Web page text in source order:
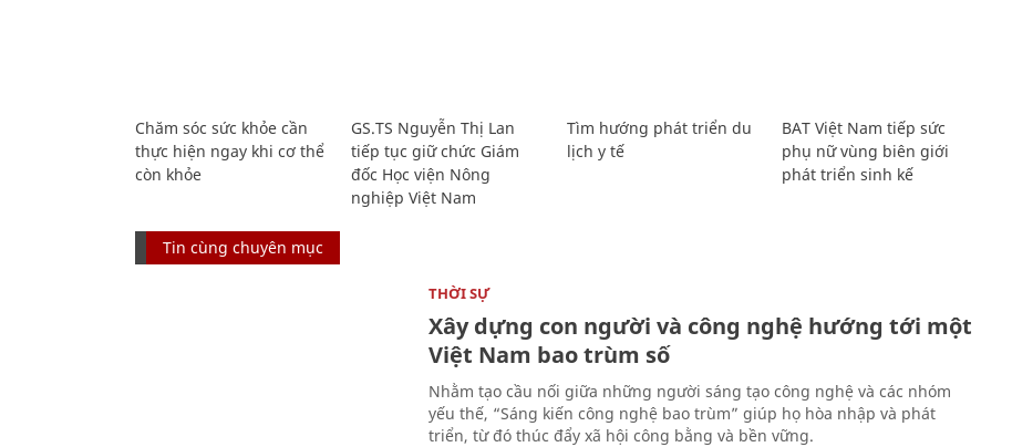
Chăm sóc sức khỏe cần
thực hiện ngay khi cơ thể
còn khỏe
GS.TS Nguyễn Thị Lan
tiếp tục giữ chức Giám
đốc Học viện Nông
nghiệp Việt Nam
Tìm hướng phát triển du
lịch y tế
BAT Việt Nam tiếp sức
phụ nữ vùng biên giới
phát triển sinh kế
Tin cùng chuyên mục
THỜI SỰ
Xây dựng con người và công nghệ hướng tới một
Việt Nam bao trùm số
Nhằm tạo cầu nối giữa những người sáng tạo công nghệ và các nhóm
yếu thế, “Sáng kiến công nghệ bao trùm” giúp họ hòa nhập và phát
triển, từ đó thúc đẩy xã hội công bằng và bền vững.